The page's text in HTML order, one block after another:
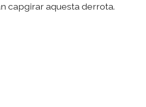
capgirar aquesta derrota.